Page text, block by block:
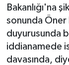
Bakanlığı'na
sonunda Öner
duyurusunda
iddianamede
davasında,